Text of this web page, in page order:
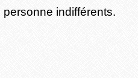
personne indifférents.